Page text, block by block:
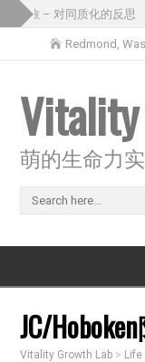
旅 – 对同质化的反思 »
Redmond,
萌的生命力
JC/
Vitality Growth Lab > Life